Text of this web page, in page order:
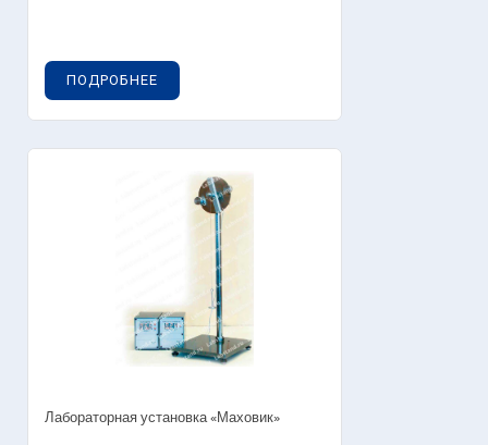
ПОДРОБНЕЕ
Лабораторная установка «Маховик»